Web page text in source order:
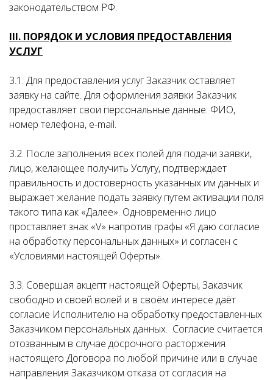
законодательством РФ.
III. ПОРЯДОК И УСЛОВИЯ ПРЕДОСТАВЛЕНИЯ
УСЛУГ
3.1. Для предоставления услуг Заказчик оставляет
заявку на сайте. Для оформления заявки Заказчик
предоставляет свои персональные данные: ФИО,
номер телефона, e-mail.
3.2. После заполнения всех полей для подачи заявки,
лицо, желающее получить Услугу, подтверждает
правильность и достоверность указанных им данных и
выражает желание подать заявку путем активации поля
такого типа как «Далее». Одновременно лицо
проставляет знак «V» напротив графы «Я даю согласие
на обработку персональных данных» и согласен с
«Условиями настоящей Оферты».
3.3. Совершая акцепт настоящей Оферты, Заказчик
свободно и своей волей и в своём интересе даёт
согласие Исполнителю на обработку предоставленных
Заказчиком персональных данных. Согласие считается
отозванным в случае досрочного расторжения
настоящего Договора по любой причине или в случае
направления Заказчиком отказа от согласия на